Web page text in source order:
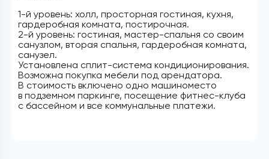
1-й уровень: холл, просторная гостиная, кухня,
гардеробная комната, постирочная.
2-й уровень: гостиная, мастер-спальня со своим
санузлом, вторая спальня, гардеробная комната,
санузел.
Установлена сплит-система кондиционирования.
Возможна покупка мебели под арендатора.
В стоимость включено одно машиноместо
в подземном паркинге, посещение фитнес-клуба
с бассейном и все коммунальные платежи.